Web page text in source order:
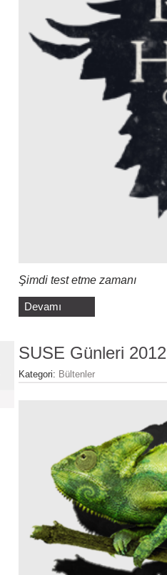
Şimdi test etme zamanı
Devamı
SUSE Günleri 2012
Kategori: Bültenler